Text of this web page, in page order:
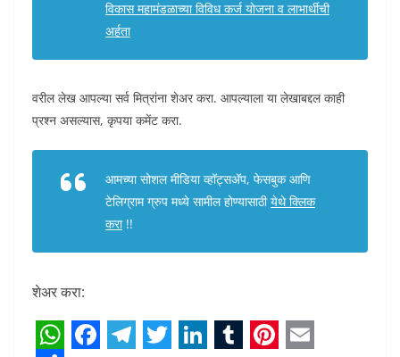
विकास महामंडळाच्या विविध कर्ज योजना व लाभार्थीची
अर्हता
वरील लेख आपल्या सर्व मित्रांना शेअर करा. आपल्याला या लेखाबद्दल काही
प्रश्न असल्यास, कृपया कमेंट करा.
आमच्या सोशल मीडिया व्हॉट्सअ‍ॅप, फेसबुक आणि
टेलिग्राम ग्रुप मध्ये सामील होण्यासाठीयेथे क्लिक
करा!!
शेअर करा: